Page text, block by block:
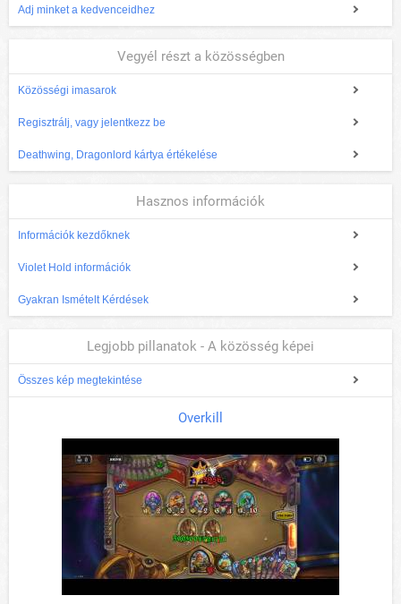
Adj minket a kedvenceidhez
Vegyél részt a közösségben
Közösségi imasarok
Regisztrálj, vagy jelentkezz be
Deathwing, Dragonlord kártya értékelése
Hasznos információk
Információk kezdőknek
Violet Hold információk
Gyakran Ismételt Kérdések
Legjobb pillanatok - A közösség képei
Összes kép megtekintése
Overkill